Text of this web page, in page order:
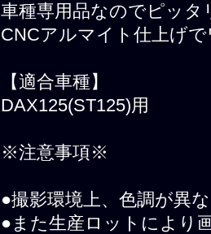
車種専用品なのでピッタ
CNCアルマイト仕上げ
【適合車種】
DAX125(ST125)用
※注意事項※
●撮影環境上、色調が異
●また生産ロットにより